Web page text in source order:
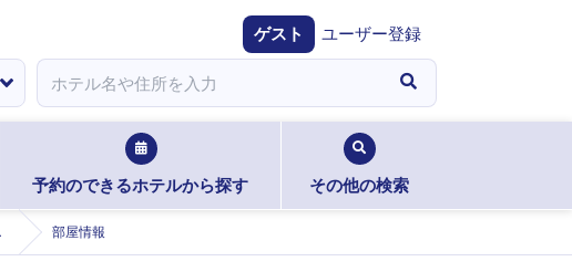
ゲスト ユーザー登録
予約のできるホテルから探す その他の検索
キョウトテン) 部屋情報